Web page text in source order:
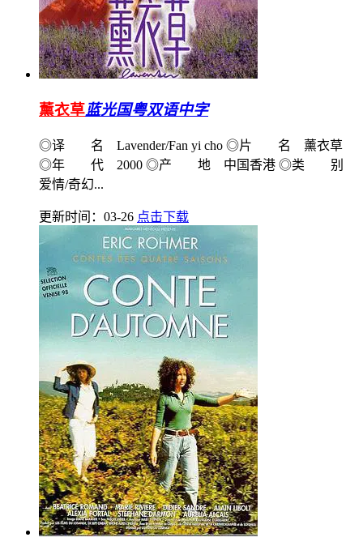
薰衣草蓝光国粤双语中字
◎译 名 Lavender/Fan yi cho ◎片 名 薰衣草
◎年 代 2000 ◎产 地 中国香港 ◎类 别
爱情/奇幻...
更新时间：03-26 点击下载